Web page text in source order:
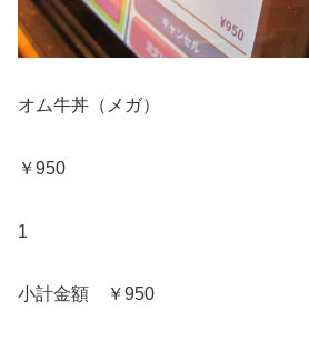
オム牛丼（メガ）
￥950
1
小計金額 ￥950